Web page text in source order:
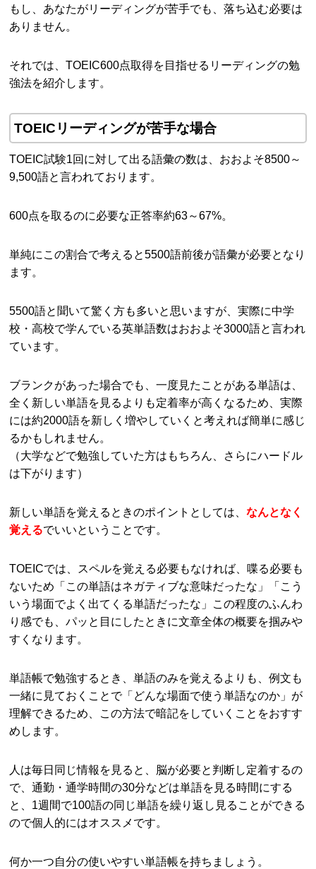
もし、あなたがリーディングが苦手でも、落ち込む必要は
ありません。
それでは、TOEIC600点取得を目指せるリーディングの勉
強法を紹介します。
TOEICリーディングが苦手な場合
TOEIC試験1回に対して出る語彙の数は、おおよそ8500～
9,500語と言われております。
600点を取るのに必要な正答率約63～67%。
単純にこの割合で考えると5500語前後が語彙が必要となり
ます。
5500語と聞いて驚く方も多いと思いますが、実際に中学
校・高校で学んでいる英単語数はおおよそ3000語と言われ
ています。
ブランクがあった場合でも、一度見たことがある単語は、
全く新しい単語を見るよりも定着率が高くなるため、実際
には約2000語を新しく増やしていくと考えれば簡単に感じ
るかもしれません。
（大学などで勉強していた方はもちろん、さらにハードル
は下がります）
新しい単語を覚えるときのポイントとしては、なんとなく
覚えるでいいということです。
TOEICでは、スペルを覚える必要もなければ、喋る必要も
ないため「この単語はネガティブな意味だったな」「こう
いう場面でよく出てくる単語だったな」この程度のふんわ
り感でも、パッと目にしたときに文章全体の概要を掴みや
すくなります。
単語帳で勉強するとき、単語のみを覚えるよりも、例文も
一緒に見ておくことで「どんな場面で使う単語なのか」が
理解できるため、この方法で暗記をしていくことをおすす
めします。
人は毎日同じ情報を見ると、脳が必要と判断し定着するの
で、通勤・通学時間の30分などは単語を見る時間にする
と、1週間で100語の同じ単語を繰り返し見ることができる
ので個人的にはオススメです。
何か一つ自分の使いやすい単語帳を持ちましょう。